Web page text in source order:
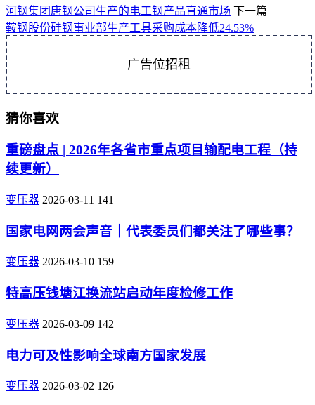
河钢集团唐钢公司生产的电工钢产品直通市场 下一篇
鞍钢股份硅钢事业部生产工具采购成本降低24.53%
广告位招租
猜你喜欢
重磅盘点 | 2026年各省市重点项目输配电工程（持
续更新）
变压器 2026-03-11 141
国家电网两会声音｜代表委员们都关注了哪些事？
变压器 2026-03-10 159
特高压钱塘江换流站启动年度检修工作
变压器 2026-03-09 142
电力可及性影响全球南方国家发展
变压器 2026-03-02 126